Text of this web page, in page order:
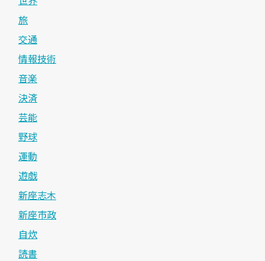
旅
交通
情報技術
音楽
決済
芸能
野球
運動
遊戯
新座志木
新座市政
自炊
読書